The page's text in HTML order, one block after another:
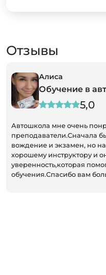
Отзывы
Алиса
Обучение в
5,0
Автошкола мне очень
преподаватели.Сначала
вождение и экзамен, но
хорошему инструктору и
уверенность,которая
обучения.Спасибо вам